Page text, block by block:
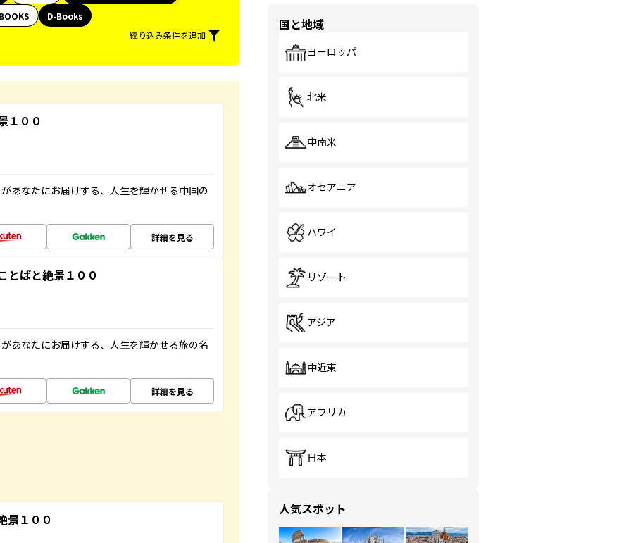
D-Books
絞り込み条件を追加
１００
あなたにお届けする、人生を輝かせる中国の
詳細を見る
とばと絶景１００
あなたにお届けする、人生を輝かせる旅の名
詳細を見る
景１００
国と地域
ヨーロッパ
北米
中南米
オセアニア
ハワイ
リゾート
アジア
中近東
アフリカ
日本
人気スポット